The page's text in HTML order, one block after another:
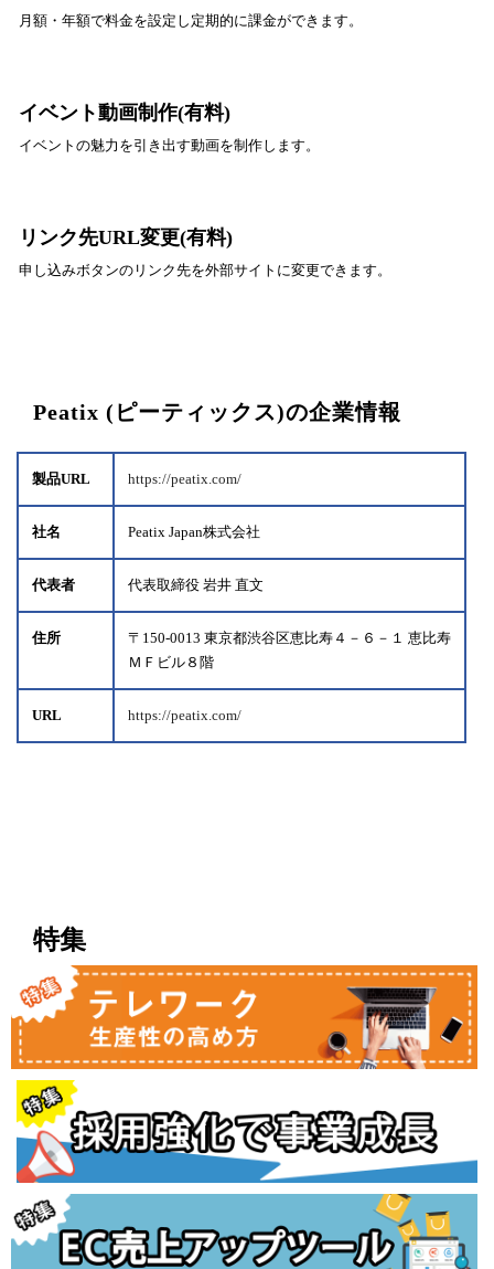
月額・年額で料金を設定し定期的に課金ができます。
イベント動画制作(有料)
イベントの魅力を引き出す動画を制作します。
リンク先URL変更(有料)
申し込みボタンのリンク先を外部サイトに変更できます。
Peatix (ピーティックス)の企業情報
製品URL https://peatix.com/
社名 Peatix Japan株式会社
代表者 代表取締役 岩井 直文
住所
〒150-0013 東京都渋谷区恵比寿４－６－１ 恵比寿
ＭＦビル８階
URL https://peatix.com/
特集